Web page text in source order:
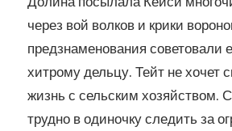
через вой волков и крики
предзнаменования советовали
хитрому дельцу. Тейт не хочет
жизнь с сельским хозяйством.
трудно в одиночку следить за